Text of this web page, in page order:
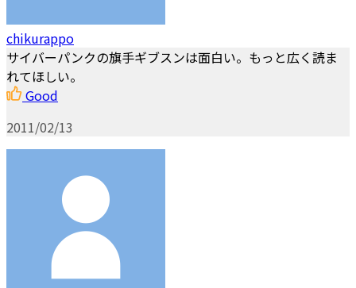
chikurappo
サイバーパンクの旗手ギブスンは面白い。もっと広く読ま
れてほしい。
Good
2011/02/13